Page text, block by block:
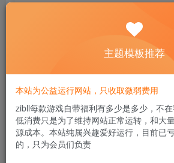
此内容为付费阅读，请付费后查看
10 ￥
免费
立即购买
客户端下载
主题模板推荐
本站为公益运行网站，只收取微弱费用
zibll每款游戏自带福利有多少是多少，不
低消费只是为了维持网站正常运转，和大
源成本。本站纯属兴趣爱好运行，目前已
的，只为会员们负责